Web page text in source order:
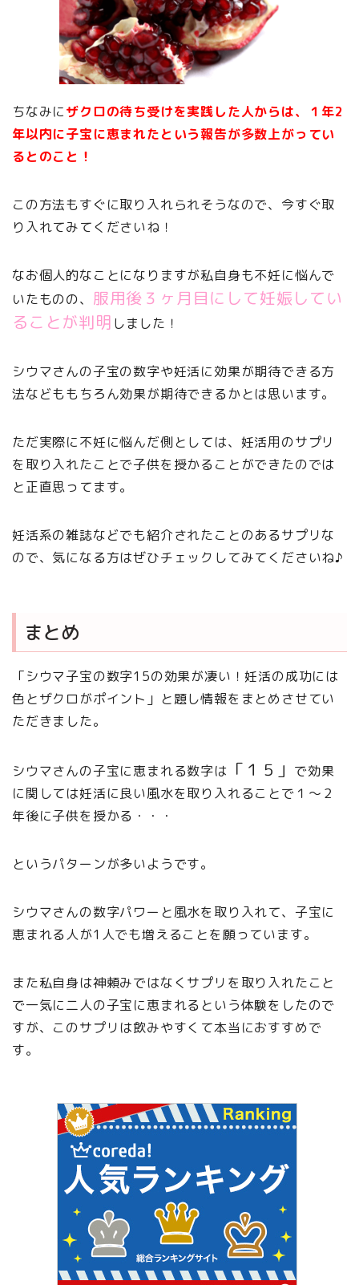
ちなみにザクロの待ち受けを実践した人からは、１年2
年以内に子宝に恵まれたという報告が多数上がってい
るとのこと！
この方法もすぐに取り入れられそうなので、今すぐ取
り入れてみてくださいね！
なお個人的なことになりますが私自身も不妊に悩んで
いたものの、 服用後３ヶ月目にして妊娠してい
ることが判明 しました！
シウマさんの子宝の数字や妊活に効果が期待できる方
法などももちろん効果が期待できるかとは思います。
ただ実際に不妊に悩んだ側としては、妊活用のサプリ
を取り入れたことで子供を授かることができたのでは
と正直思ってます。
妊活系の雑誌などでも紹介されたことのあるサプリな
ので、気になる方はぜひチェックしてみてくださいね♪
まとめ
「シウマ子宝の数字15の効果が凄い！妊活の成功には
色とザクロがポイント」と題し情報をまとめさせてい
ただきました。
シウマさんの子宝に恵まれる数字は 「１５」 で効果
に関しては妊活に良い風水を取り入れることで１〜２
年後に子供を授かる・・・
というパターンが多いようです。
シウマさんの数字パワーと風水を取り入れて、子宝に
恵まれる人が1人でも増えることを願っています。
また私自身は神頼みではなくサプリを取り入れたこと
で一気に二人の子宝に恵まれるという体験をしたので
すが、このサプリは飲みやすくて本当におすすめで
す。